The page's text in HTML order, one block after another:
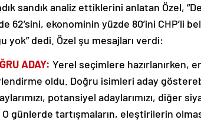
sandık analiz ettiklerini anlatan Özel,
62’sini, ekonominin yüzde 80’ini CHP’li
yok” dedi. Özel şu mesajları verdi:
ADAY: Yerel seçimlere hazırlanırken,
oldu. Doğru isimleri aday
potansiyel adaylarımızı, diğer
günlerde tartışmaların, eleştirilerin